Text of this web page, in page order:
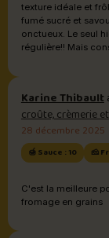
texture idéale et
fumé sucré et
onctueux. Le seul
régulière!! Mais
Karine Thibault
croûte, crèmerie
28 décembre 2025
🍯 Sauce : 10 🧀
C'est la meilleure
fromage en grains